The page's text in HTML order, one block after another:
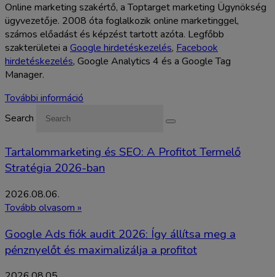
Online marketing szakértő, a Toptarget marketing Ügynökség
ügyvezetője. 2008 óta foglalkozik online marketinggel,
számos előadást és képzést tartott azóta. Legfőbb
szakterületei a Google hirdetéskezelés, Facebook
hirdetéskezelés, Google Analytics 4 és a Google Tag
Manager.
További információ
Search
Tartalommarketing és SEO: A Profitot Termelő
Stratégia 2026-ban
2026.08.06.
Tovább olvasom »
Google Ads fiók audit 2026: Így állítsa meg a
pénznyelőt és maximalizálja a profitot